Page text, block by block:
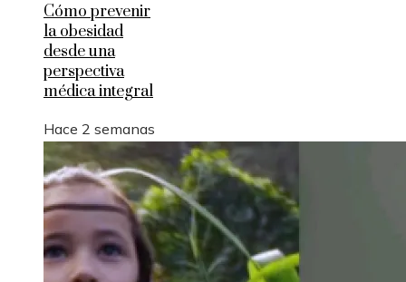
Cómo prevenir
la obesidad
desde una
perspectiva
médica integral
Hace 2 semanas